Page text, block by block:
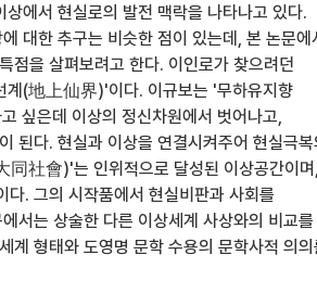
에서 현실로의 발전 맥락을 나타나고 있다.
대한 추구는 비슷한 점이 있는데, 본 논문에
점을 살펴보려고 한다. 이인로가 찾으려던
계(地上仙界)'이다. 이규보는 '무하유지향
싶은데 이상의 정신차원에서 벗어나고,
된다. 현실과 이상을 연결시켜주어 현실극복
同社會)'는 인위적으로 달성된 이상공간이며,
다. 그의 시작품에서 현실비판과 사회를
서는 상술한 다른 이상세계 사상와의 비교를
계 형태와 도영명 문학 수용의 문학사적 의의